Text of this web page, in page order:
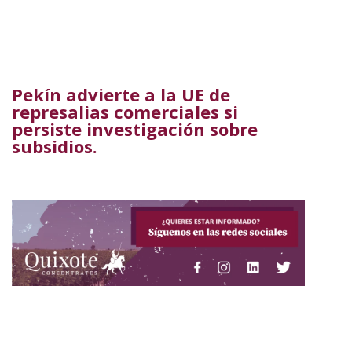
Pekín advierte a la UE de
represalias comerciales si
persiste investigación sobre
subsidios.